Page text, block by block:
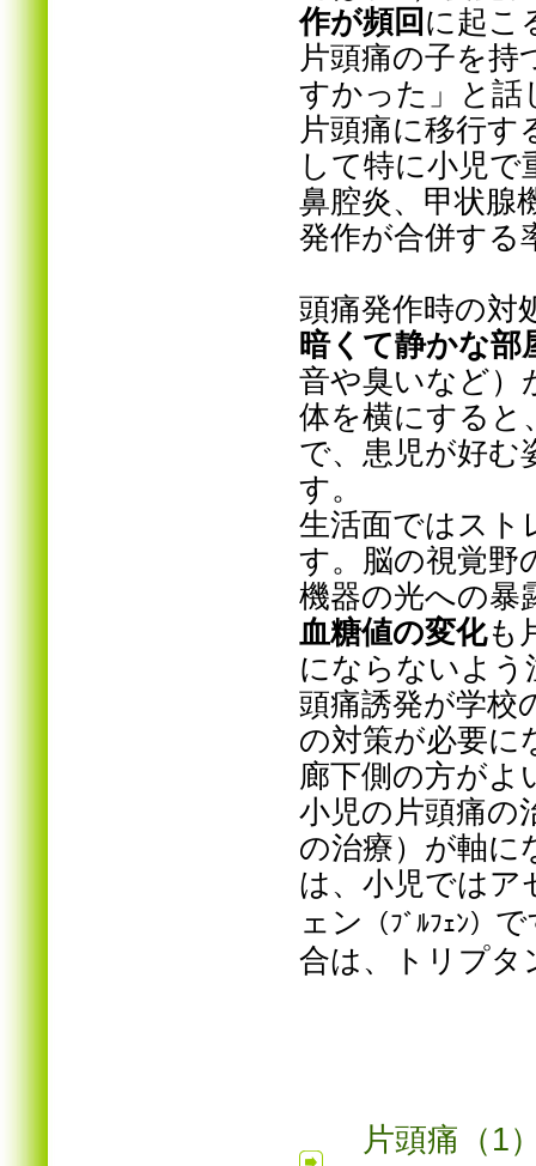
作が頻回 に起こ
片頭痛の子を
すかった」と話
片頭痛に移行す
して特に小児で
鼻腔炎、 甲状腺
発作が合併する
頭痛発作時の対
暗くて静かな部
音や臭いなど）
体を横にすると
で、患児が好む
す。
生活面ではスト
す。脳の視覚野
機器の光への暴
血糖値の変化も
にならないよう
頭痛誘発が学校
の対策が必要に
廊下側の方がよ
小児の片頭痛の
の治療）が軸に
は、小児ではア
ェン
（ﾌﾞﾙﾌｪﾝ） で
合は、トリプタ
片